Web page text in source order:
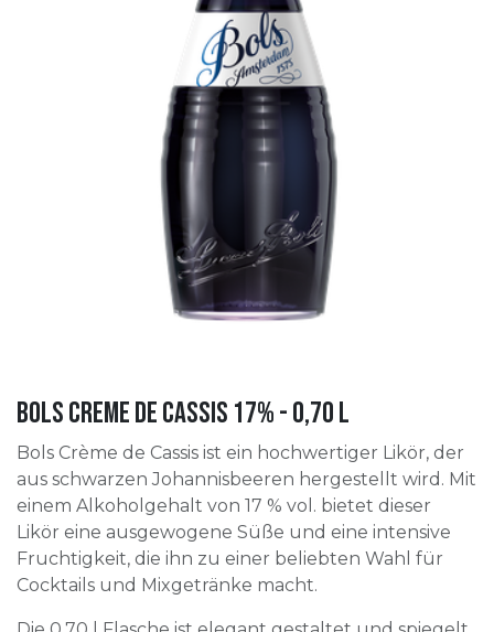
Bols Creme de Cassis 17% - 0,70 l
Bols Crème de Cassis ist ein hochwertiger Likör, der
aus schwarzen Johannisbeeren hergestellt wird. Mit
einem Alkoholgehalt von 17 % vol. bietet dieser
Likör eine ausgewogene Süße und eine intensive
Fruchtigkeit, die ihn zu einer beliebten Wahl für
Cocktails und Mixgetränke macht.